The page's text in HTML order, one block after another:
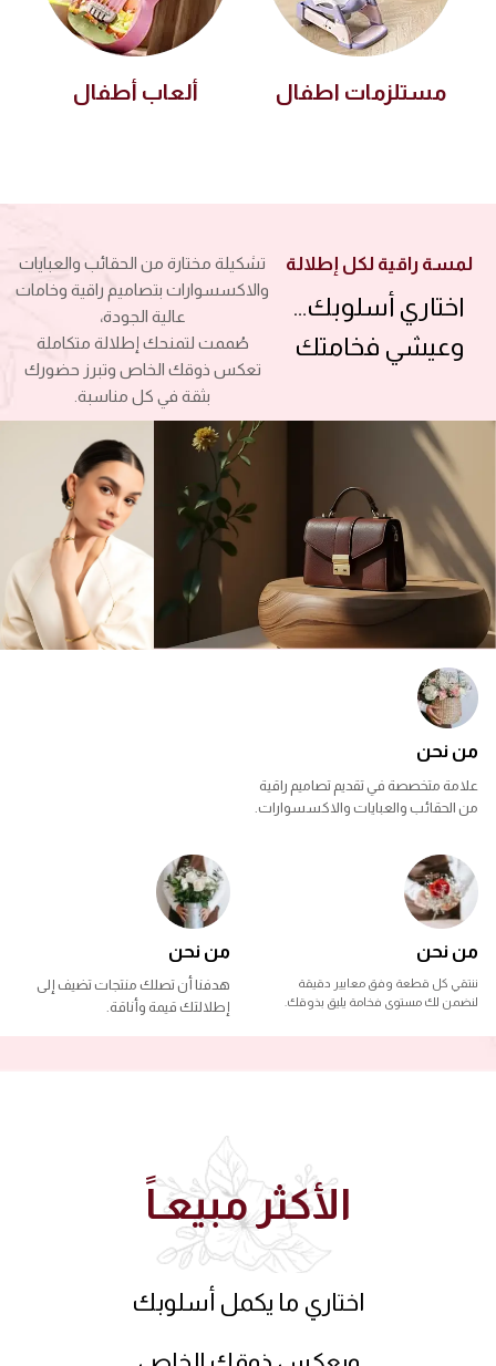
مستلزمات اطفال ألعاب أطفال
لمسة راقية لكل إطلالة
اختاري أسلوبك…
وعيشي فخامتك
تشكيلة مختارة من الحقائب والعبايات
والاكسسوارات بتصاميم راقية وخامات
عالية الجودة،
صُممت لتمنحك إطلالة متكاملة
تعكس ذوقك الخاص وتبرز حضورك
بثقة في كل مناسبة.
من نحن
علامة متخصصة في تقديم تصاميم راقية
من الحقائب والعبايات والاكسسوارات.
من نحن
ننتقي كل قطعة وفق معايير دقيقة
لنضمن لك مستوى فخامة يليق بذوقك.
من نحن
هدفنا أن تصلك منتجات تضيف إلى
إطلالتك قيمة وأناقة.
الأكثر مبيعـاً
اختاري ما يكمل أسلوبك